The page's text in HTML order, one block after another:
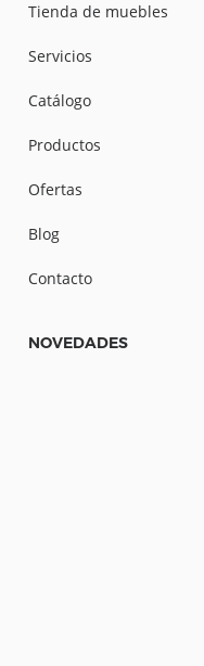
Tienda de muebles
Servicios
Catálogo
Productos
Ofertas
Blog
Contacto
NOVEDADES